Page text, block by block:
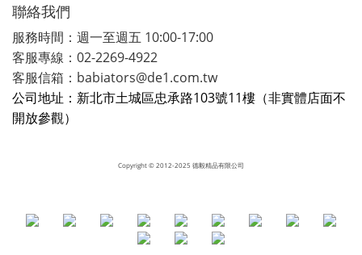
聯絡我們
服務時間：週一至週五 10:00-17:00
客服專線：02-2269-4922
客服信箱：babiators@de1.com.tw
公司地址：新北市土城區忠承路103號11樓（非實體店面不
開放參觀）
Copyright© 2012-2025 德毅精品有限公司